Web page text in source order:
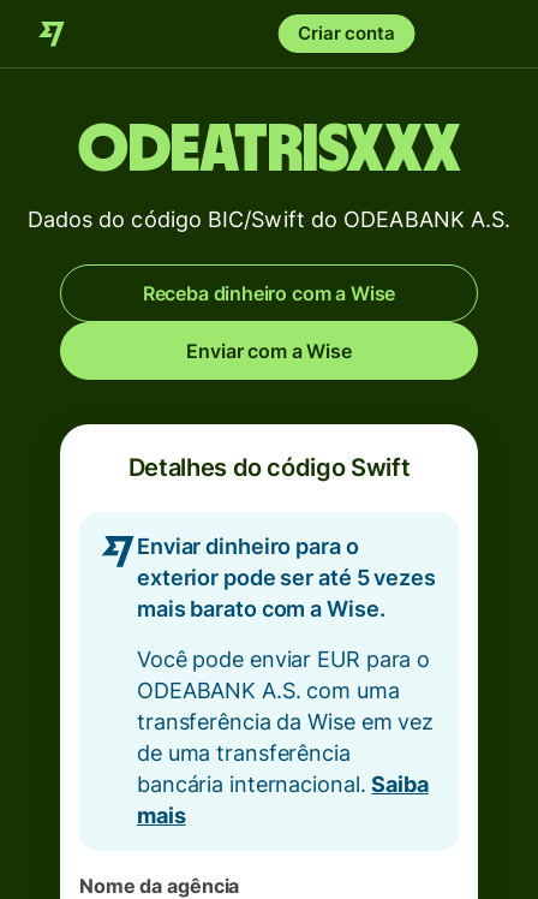
Criar conta
ODEATRISXXX
Dados do código BIC/Swift do ODEABANK A.S.
Receba dinheiro com a Wise
Enviar com a Wise
Detalhes do código Swift
Enviar dinheiro para o
exterior pode ser até 5 vezes
mais barato com a Wise.
Você pode enviar EUR para o
ODEABANK A.S. com uma
transferência da Wise em vez
de uma transferência
bancária internacional.Saiba
mais
Nome da agência